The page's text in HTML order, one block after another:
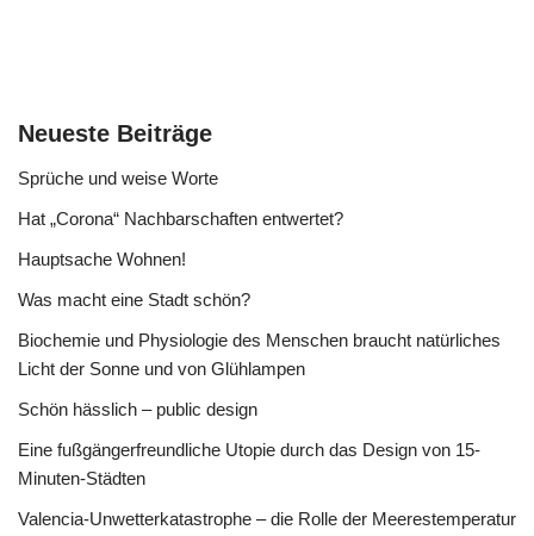
Neueste Beiträge
Sprüche und weise Worte
Hat „Corona“ Nachbarschaften entwertet?
Hauptsache Wohnen!
Was macht eine Stadt schön?
Biochemie und Physiologie des Menschen braucht natürliches
Licht der Sonne und von Glühlampen
Schön hässlich – public design
Eine fußgängerfreundliche Utopie durch das Design von 15-
Minuten-Städten
Valencia-Unwetterkatastrophe – die Rolle der Meerestemperatur